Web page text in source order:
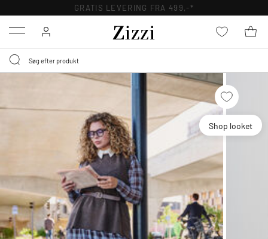
GRATIS LEVERING FRA 499,-*
Menu
Shop looket